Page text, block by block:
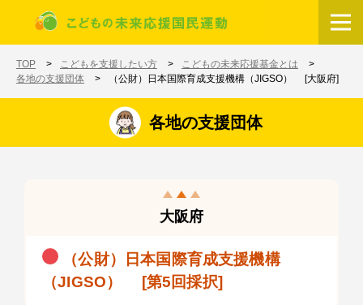
メインコンテンツに移動
TOP こどもを支援したい方
こどもの未来応援基金とは
各地の支援団体
（公財）日本国際育成支援機構（JIGSO） [大阪府]
各地の支援団体
大阪府
（公財）日本国際育成支援機構
（JIGSO） [第5回採択]